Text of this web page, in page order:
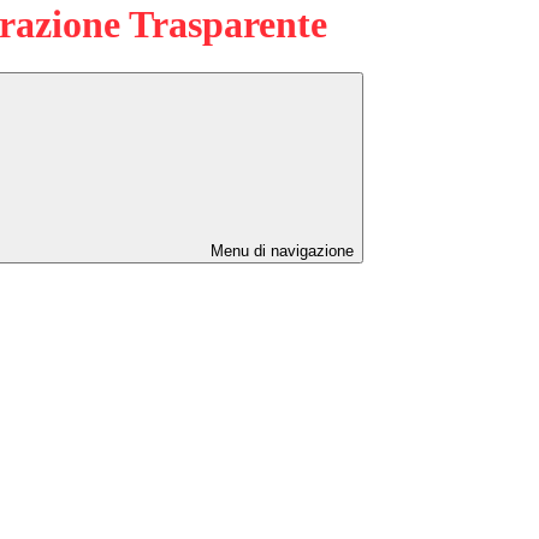
Trasparente
Menu di navigazione